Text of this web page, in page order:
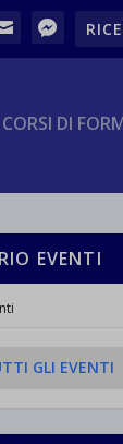
CORSI DI
EVENTI
GLI EVENTI